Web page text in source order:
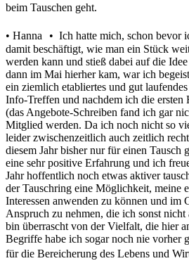
beim Tauschen geht.
• Hanna • Ich hatte mich, schon bevor
damit beschäftigt, wie man ein Stück
werden kann und stieß dabei auf die
dann im Mai hierher kam, war ich
ein ziemlich etabliertes und gut
Info-Treffen und nachdem ich die ersten
(das Angebote-Schreiben fand ich gar
Mitglied werden. Da ich noch nicht so
leider zwischenzeitlich auch zeitlich
diesem Jahr bisher nur für einen Tausch
eine sehr positive Erfahrung und ich
Jahr hoffentlich noch etwas aktiver
der Tauschring eine Möglichkeit, meine
Interessen anwenden zu können und im
Anspruch zu nehmen, die ich sonst
bin überrascht von der Vielfalt, die hier
Begriffe habe ich sogar noch nie vorher
für die Bereicherung des Lebens und